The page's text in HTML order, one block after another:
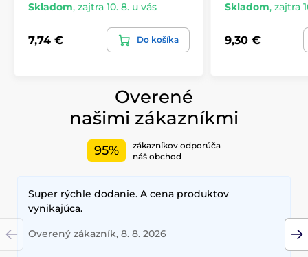
Skladom, zajtra 10. 8. u vás
7,74 € Do košíka
Skladom, zajtra
9,30 €
Overené
našimi zákazníkmi
95%
zákazníkov odporúča
náš obchod
Super rýchle dodanie. A cena produktov
vynikajúca.
Overený zákazník, 8. 8. 2026